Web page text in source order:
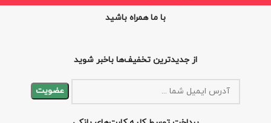
با ما همراه باشید
از جدیدترین تخفیف‌ها باخبر شوید